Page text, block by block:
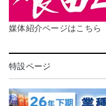
媒体紹介ページはこちら
特設ページ